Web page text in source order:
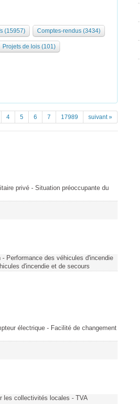
(15957) Comptes-rendus (3434)
Projets de lois (101)
4 5 6 7 17989 suivant »
privé - Situation préoccupante du
Performance des véhicules d'incendie
d'incendie et de secours
électrique - Facilité de changement
les collectivités locales - TVA